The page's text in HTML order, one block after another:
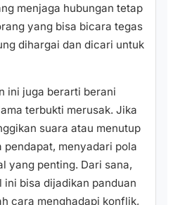
menjaga hubungan tetap
yang bisa bicara tegas
dihargai dan dicari untuk
ini juga berarti berani
terbukti merusak. Jika
suara atau menutup
menyadari pola
yang penting. Dari sana,
bisa dijadikan panduan
cara menghadapi konflik,